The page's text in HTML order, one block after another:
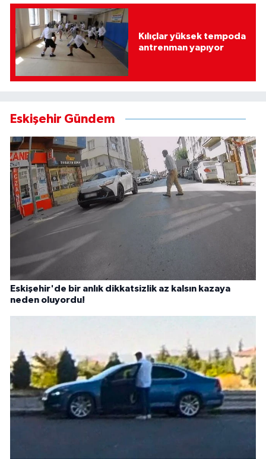
Kılıçlar yüksek tempoda
antrenman yapıyor
Eskişehir Gündem
Eskişehir'de bir anlık dikkatsizlik az kalsın kazaya
neden oluyordu!